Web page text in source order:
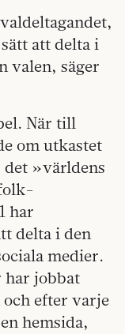
att delta i
valen, säger
När till
om utkastet
»världens
har
delta i den
medier.
har jobbat
efter varje
hemsida,